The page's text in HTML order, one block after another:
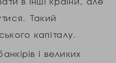
Такий
капіталу.
і великих